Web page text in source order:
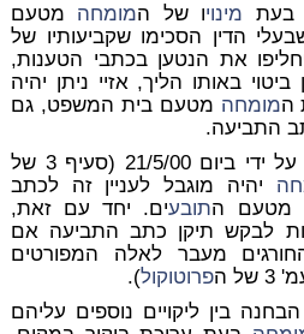
בעת מינויו של המומחה מטעם
הדין הסכימו שקביעותיו של
יחליפו את הנטען בכתבי הטענות,
באותו הליך, אזיי ניתן יהיה
המומחה מטעם בית המשפט, גם
התביעה.
שניתנה על ידי ביום 21/5/00 (סעיף 3 של
יהיה מוגבל לעניין זה לכתב
מטעם התובעים. יחד עם זאת,
לבקש תיקן כתב התביעה אם
מעבר לאלה המפורטים
ה
פרוטוקול).
בין ליקויים נוספים עליהם